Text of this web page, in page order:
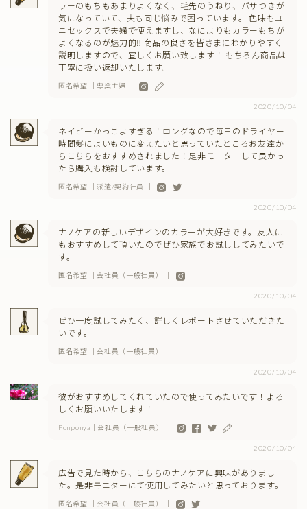
ラーのもちもあまりよくなく、毛先のうねり、パサつきが
気になっていて、夫も同じ悩みで困っています。 色味もユ
ニセックスで夫婦で使えますし、なによりもカラーもちが
よくなるのが魅力的‼︎ 商品の良さを皆さまにわかりやすく
説明しますので、宜しくお願い致します！ もちろん商品は
丁寧に扱い返却いたします。
匿名希望 ｜専業主婦 ｜
2020/10/04
ネイビーかっこよすぎる！ロングなので毎日のドライヤー
時間髪によいものに変えたいと思っていたところお友達か
らこちらをおすすめされました！是非モニターして良かっ
たら購入も検討しています。
匿名希望 ｜派遣/契約社員 ｜
2020/10/04
ナノケアの新しいデザインのカラーが大好きです。友人に
もおすすめして頂いたのでぜひ家族でお試ししてみたいで
す。
匿名希望 ｜会社員（一般社員） ｜
2020/10/04
ぜひ一度試してみたく、詳しくレポートさせていただきた
いです。
匿名希望 ｜会社員（一般社員）
2020/10/04
彼がおすすめしてくれていたので使ってみたいです！よろ
しくお願いいたします！
Ponponya｜会社員（一般社員） ｜
2020/10/04
広告で見た時から、こちらのナノケアに興味がありまし
た。是非モニターにて使用してみたいと思っております。
匿名希望 ｜会社員（一般社員） ｜